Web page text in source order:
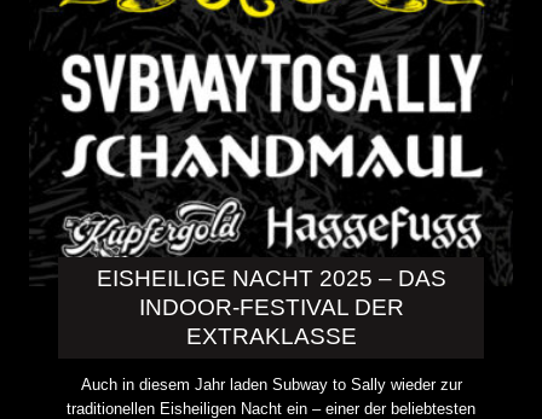
EISHEILIGE NACHT 2025 – DAS
INDOOR-FESTIVAL DER
EXTRAKLASSE
Auch in diesem Jahr laden Subway to Sally wieder zur
traditionellen Eisheiligen Nacht ein – einer der beliebtesten